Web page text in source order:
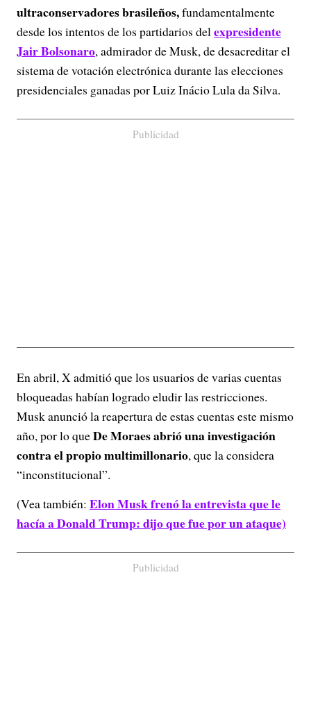
ultraconservadores brasileños,fundamentalmente
desde los intentos de los partidarios delexpresidente
Jair Bolsonaro, admirador de Musk, de desacreditar el
sistema de votación electrónica durante las elecciones
presidenciales ganadas por Luiz Inácio Lula da Silva.
Publicidad
En abril, X admitió que los usuarios de varias cuentas
bloqueadas habían logrado eludir las restricciones.
Musk anunció la reapertura de estas cuentas este mismo
año, por lo queDe Moraes abrió una investigación
contra el propio multimillonario, que la considera
“inconstitucional”.
(Vea también: Elon Musk frenó la entrevista que le
hacía a Donald Trump: dijo que fue por un ataque)
Publicidad